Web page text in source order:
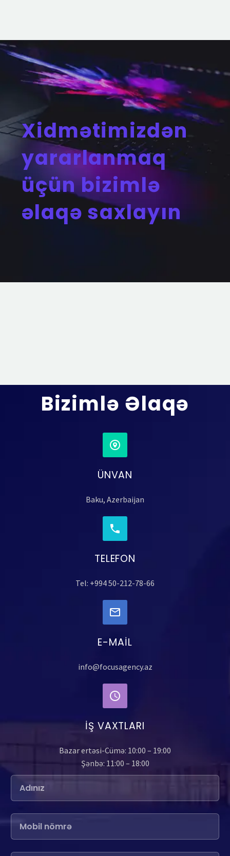
Xidmətimizdən
yararlanmaq
üçün bizimlə
əlaqə saxlayın
Bizimlə Əlaqə
ÜNVAN
Baku, Azerbaijan
TELEFON
Tel: +994 50-212-78-66
E-MAIL
info@focusagency.az
İŞ VAXTLARI
Bazar ertəsi-Cümə: 10:00 – 19:00
Şənbə: 11:00 – 18:00